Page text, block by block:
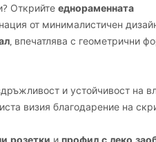
Открийте еднораменната
от минималистичен
, впечатлява с геометрични
и устойчивост на
визия благодарение на